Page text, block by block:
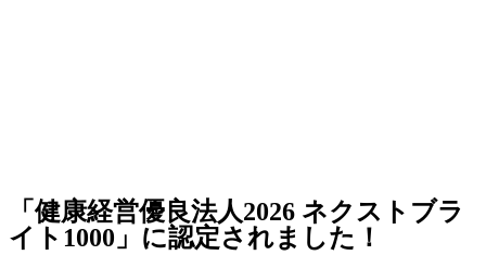
「健康経営優良法人2026 ネクストブラ
イト1000」に認定されました！